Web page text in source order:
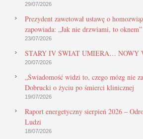
29/07/2026
Prezydent zawetował ustawę o
zapowiada: „Jak nie drzwiami, to oknem”
23/07/2026
STARY IV ŚWIAT UMIERA… NOWY
20/07/2026
„Świadomość widzi to, czego mózg nie
Dobrucki o życiu po śmierci klinicznej
19/07/2026
Raport energetyczny sierpień 2026 –
Ludzi
18/07/2026